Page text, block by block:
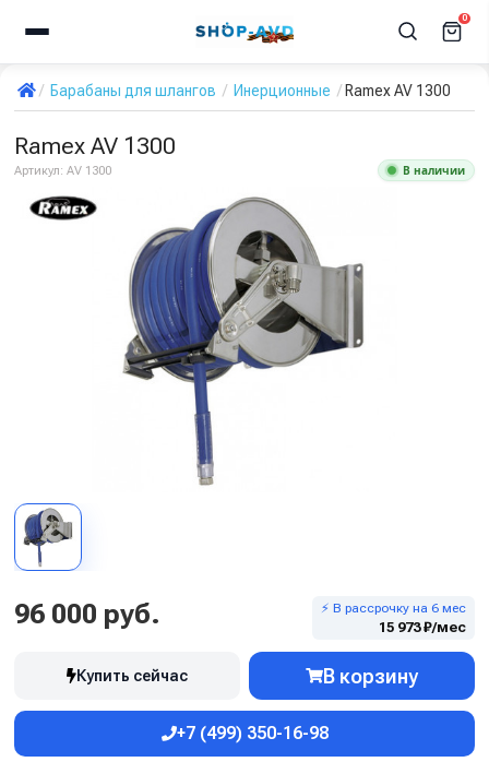
0
Барабаны для шлангов Инерционные Ramex AV 1300
Ramex AV 1300
Артикул: AV 1300 В наличии
96 000 руб. ⚡ В рассрочку на 6 мес
15 973 ₽/мес
Купить сейчас В корзину
+7 (499) 350-16-98